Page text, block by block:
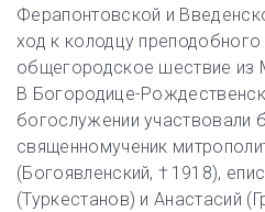
Ферапонтовской и
ход к колодцу
общегородское шествие
В Богородице-
богослужении участвовали
священномученик
(Богоявленский, † 1918),
(Туркестанов) и Анастасий